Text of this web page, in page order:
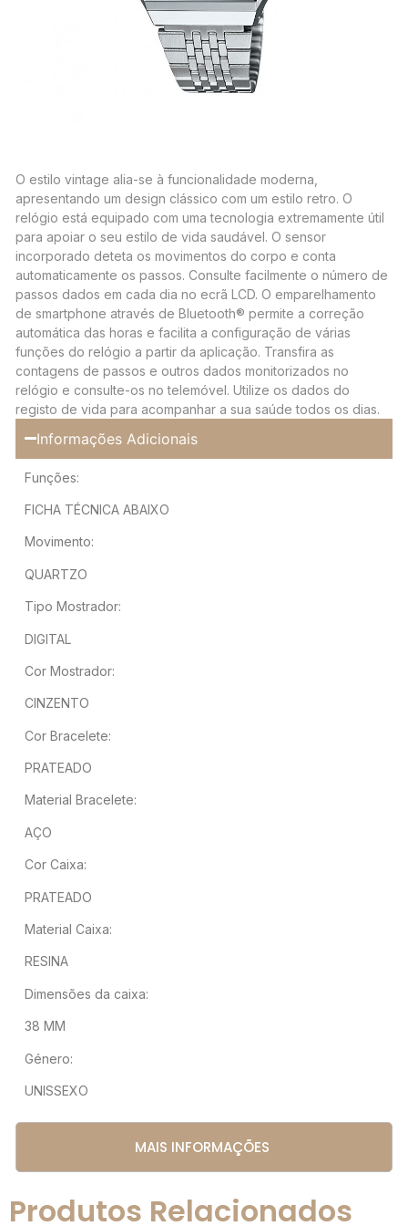
O estilo vintage alia-se à funcionalidade moderna,
apresentando um design clássico com um estilo retro. O
relógio está equipado com uma tecnologia extremamente útil
para apoiar o seu estilo de vida saudável. O sensor
incorporado deteta os movimentos do corpo e conta
automaticamente os passos. Consulte facilmente o número de
passos dados em cada dia no ecrã LCD. O emparelhamento
de smartphone através de Bluetooth® permite a correção
automática das horas e facilita a configuração de várias
funções do relógio a partir da aplicação. Transfira as
contagens de passos e outros dados monitorizados no
relógio e consulte-os no telemóvel. Utilize os dados do
registo de vida para acompanhar a sua saúde todos os dias.
Informações Adicionais
Funções:
FICHA TÉCNICA ABAIXO
Movimento:
QUARTZO
Tipo Mostrador:
DIGITAL
Cor Mostrador:
CINZENTO
Cor Bracelete:
PRATEADO
Material Bracelete:
AÇO
Cor Caixa:
PRATEADO
Material Caixa:
RESINA
Dimensões da caixa:
38 MM
Género:
UNISSEXO
MAIS INFORMAÇÕES
Produtos Relacionados